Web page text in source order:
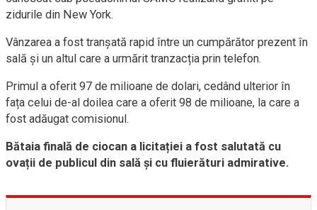
zidurile din New York.
Vânzarea a fost tranșată rapid între un cumpărător prezent în
sală și un altul care a urmărit tranzacția prin telefon.
Primul a oferit 97 de milioane de dolari, cedând ulterior în
fața celui de-al doilea care a oferit 98 de milioane, la care a
fost adăugat comisionul.
Bătaia finală de ciocan a licitației a fost salutată cu
ovații de publicul din sală și cu fluierături admirative.